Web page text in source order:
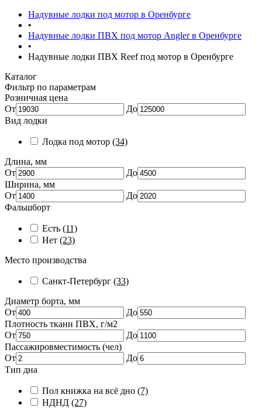
Надувные лодки под мотор в Оренбурге
•
Надувные лодки ПВХ под мотор Angler в Оренбурге
•
Надувные лодки ПВХ Reef под мотор в Оренбурге
Каталог
Фильтр по параметрам
Розничная цена
От
До
Вид лодки
Лодка под мотор (34)
Длина, мм
От
До
Ширина, мм
От
До
Фальшборт
Есть (11)
Нет (23)
Место производства
Санкт-Петербург (33)
Диаметр борта, мм
От
До
Плотность ткани ПВХ, г/м2
От
До
Пассажировместимость (чел)
От
До
Тип дна
Пол книжка на всё дно (7)
НДНД (27)